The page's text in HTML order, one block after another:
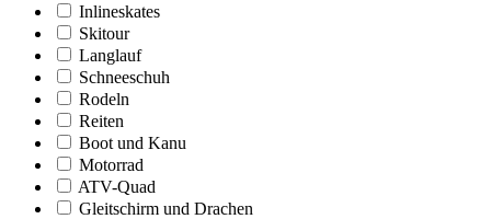
Inlineskates
Skitour
Langlauf
Schneeschuh
Rodeln
Reiten
Boot und Kanu
Motorrad
ATV-Quad
Gleitschirm und Drachen